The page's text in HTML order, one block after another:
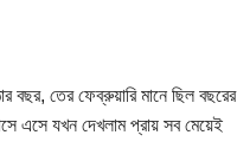
তের ফেব্রুয়ারি মানে ছিল বছরের
এসে যখন দেখলাম প্রায় সব মেয়েই